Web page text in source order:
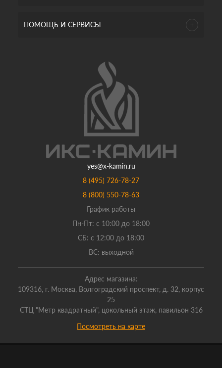
ПОМОЩЬ И СЕРВИСЫ
yes@x-kamin.ru
8 (495) 726-78-27
8 (800) 550-78-63
График работы
Пн-Пт: с 10:00 до 18:00
СБ: с 12:00 до 18:00
ВС: выходной
Адрес магазина:
109316, г. Москва, Волгоградский проспект, д. 32, корпус
25
СТЦ "Метр квадратный", цокольный этаж, павильон 316
Посмотреть на карте